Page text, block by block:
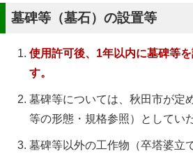
墓碑等（墓石）の設置等
使用許可後、1年以内に墓碑等
す。
墓碑等については、秋田市が定
等の形態・規格参照）としてい
墓碑等以外の工作物（卒塔婆立